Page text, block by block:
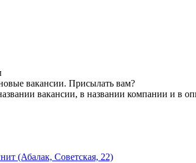
вакансии. Присылать вам?
вакансии, в названии компании и в
(Абалак, Советская, 22)